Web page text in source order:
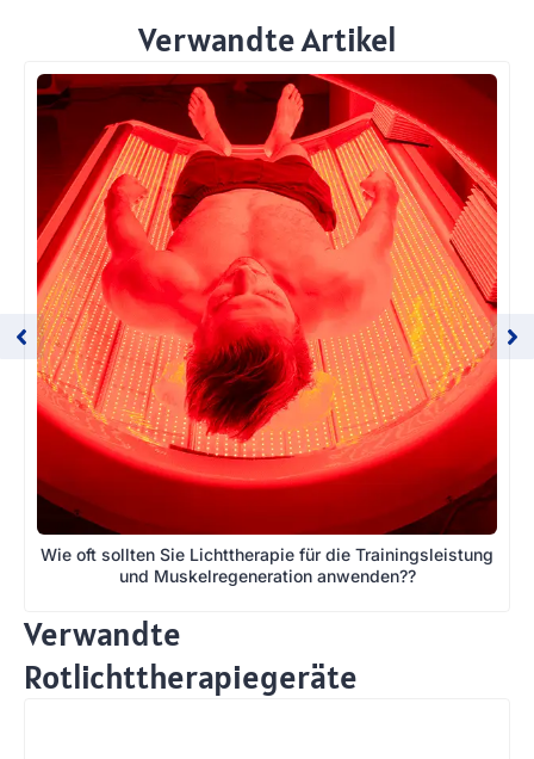
Verwandte Artikel
Wie oft sollten Sie Lichttherapie für die Trainingsleistung
und Muskelregeneration anwenden??
Verwandte
Rotlichttherapiegeräte